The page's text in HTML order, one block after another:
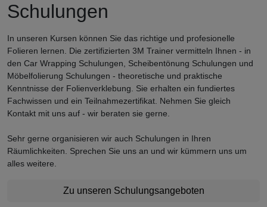
Schulungen
In unseren Kursen können Sie das richtige und profesionelle
Folieren lernen. Die zertifizierten 3M Trainer vermitteln Ihnen - in
den Car Wrapping Schulungen, Scheibentönung Schulungen und
Möbelfolierung Schulungen - theoretische und praktische
Kenntnisse der Folienverklebung. Sie erhalten ein fundiertes
Fachwissen und ein Teilnahmezertifikat. Nehmen Sie gleich
Kontakt mit uns auf - wir beraten sie gerne.
Sehr gerne organisieren wir auch Schulungen in Ihren
Räumlichkeiten. Sprechen Sie uns an und wir kümmern uns um
alles weitere.
Zu unseren Schulungsangeboten